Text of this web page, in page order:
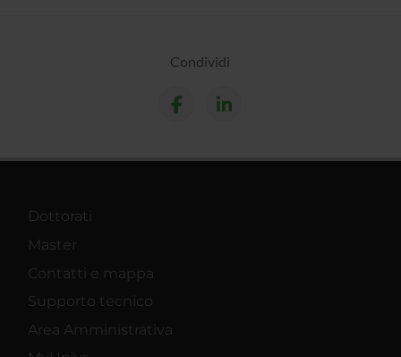
Condividi
Dottorati
Master
Contatti e mappa
Supporto tecnico
Area Amministrativa